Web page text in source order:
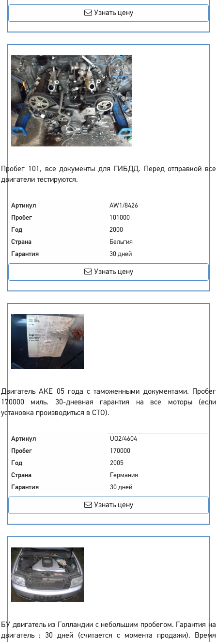
Узнать цену
Пробег 101, все документы для ГИБДД. Перед отправкой все
двигатели тестируются.
Артикул
AW1/8426
Пробег
101000
Год
2000
Страна
Бельгия
Гарантия
30 дней
Узнать цену
Двигатель AKE 05 года с таможенными документами. Пробег
170000 миль. 30-дневная гарантия на все моторы (если
установка производиться в СТО).
Артикул
UO2/4604
Пробег
170000
Год
2005
Страна
Германия
Гарантия
30 дней
Узнать цену
БУ двигатель из Голландии с небольшим пробегом. Гарантия на
двигатель : 30 дней (считается с момента продажи). Время